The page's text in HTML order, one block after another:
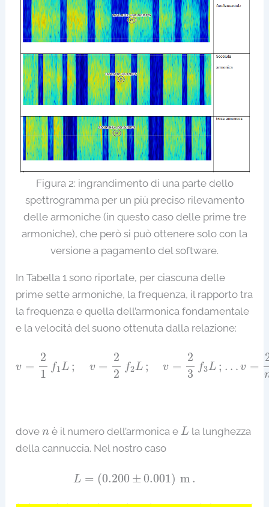
Figura 2: ingrandimento di una parte dello
spettrogramma per un più preciso rilevamento
delle armoniche (in questo caso delle prime tre
armoniche), che però si può ottenere solo con la
versione a pagamento del software.
In Tabella 1 sono riportate, per ciascuna delle
prime sette armoniche, la frequenza, il rapporto tra
la frequenza e quella dell’armonica fondamentale
e la velocità del suono ottenuta dalla relazione:
v =
2
1
f1L ; v =
2
2
f2L ; v =
2
3
f3L ; … v =
v= 3L
doven
n è il numero dell’armonica eL
L la lunghezza
della cannuccia. Nel nostro caso
L = (0.200 ± 0.001) m.
=(0.200 ± 0.001) m.